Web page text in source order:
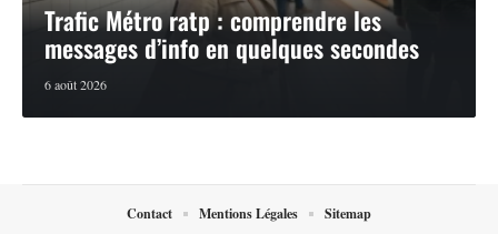
Trafic Métro ratp : comprendre les
messages d’info en quelques secondes
6 août 2026
Contact Mentions Légales Sitemap